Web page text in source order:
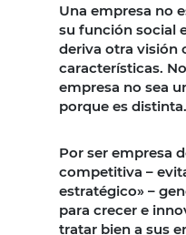
Una empresa no
su función social
deriva otra visión
características.
empresa no sea
porque es distinta.
Por ser empresa
competitiva –
estratégico» –
para crecer e
tratar bien a sus